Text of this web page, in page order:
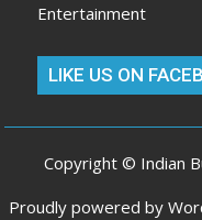
Entertainment
LIKE US ON
Copyright © Indian
Proudly powered by